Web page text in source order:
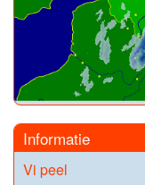
Informatie
Vi peel